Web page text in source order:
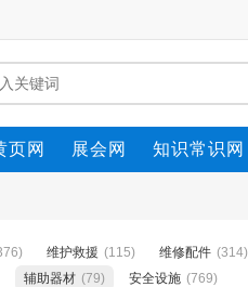
页网 展会网 知识常识网
维护救援 (115) 维修配件 (314)
辅助器材 (79) 安全设施 (769)